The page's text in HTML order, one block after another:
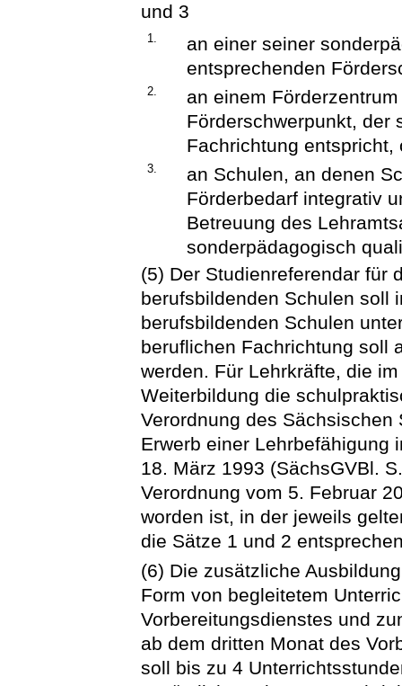
und 3
1.
an einer seiner
entsprechenden
2.
an einem
Förderschwerpunkt, der
Fachrichtung entspricht,
3.
an Schulen, an denen
Förderbedarf integrativ
Betreuung des
sonderpädagogisch
(5) Der Studienreferendar für
berufsbildenden Schulen soll
berufsbildenden Schulen
beruflichen Fachrichtung soll
werden. Für Lehrkräfte, die
Weiterbildung die
Verordnung des
Erwerb einer Lehrbefähigung
18. März 1993 (SächsGVBl.
Verordnung vom 5. Februar
worden ist, in der jeweils
die Sätze 1 und 2
(6) Die zusätzliche
Form von begleitetem
Vorbereitungsdienstes und
ab dem dritten Monat des
soll bis zu 4